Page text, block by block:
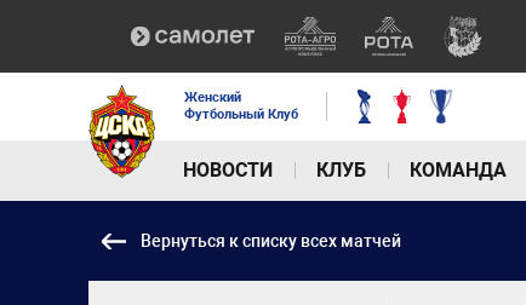
Женский
Футбольный Клуб
НОВОСТИ КЛУБ КОМАНДА
Вернуться к списку всех матчей